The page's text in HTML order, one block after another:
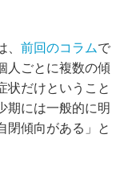
前回のコラムで
人ごとに複数の傾
状だけということ
期には一般的に明
閉傾向がある」と